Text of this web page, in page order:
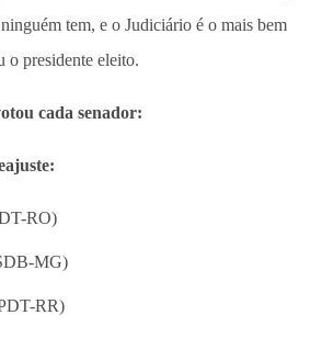
tem, e o Judiciário é o mais bem
o presidente eleito.
cada senador:
RO)
MG)
RR)